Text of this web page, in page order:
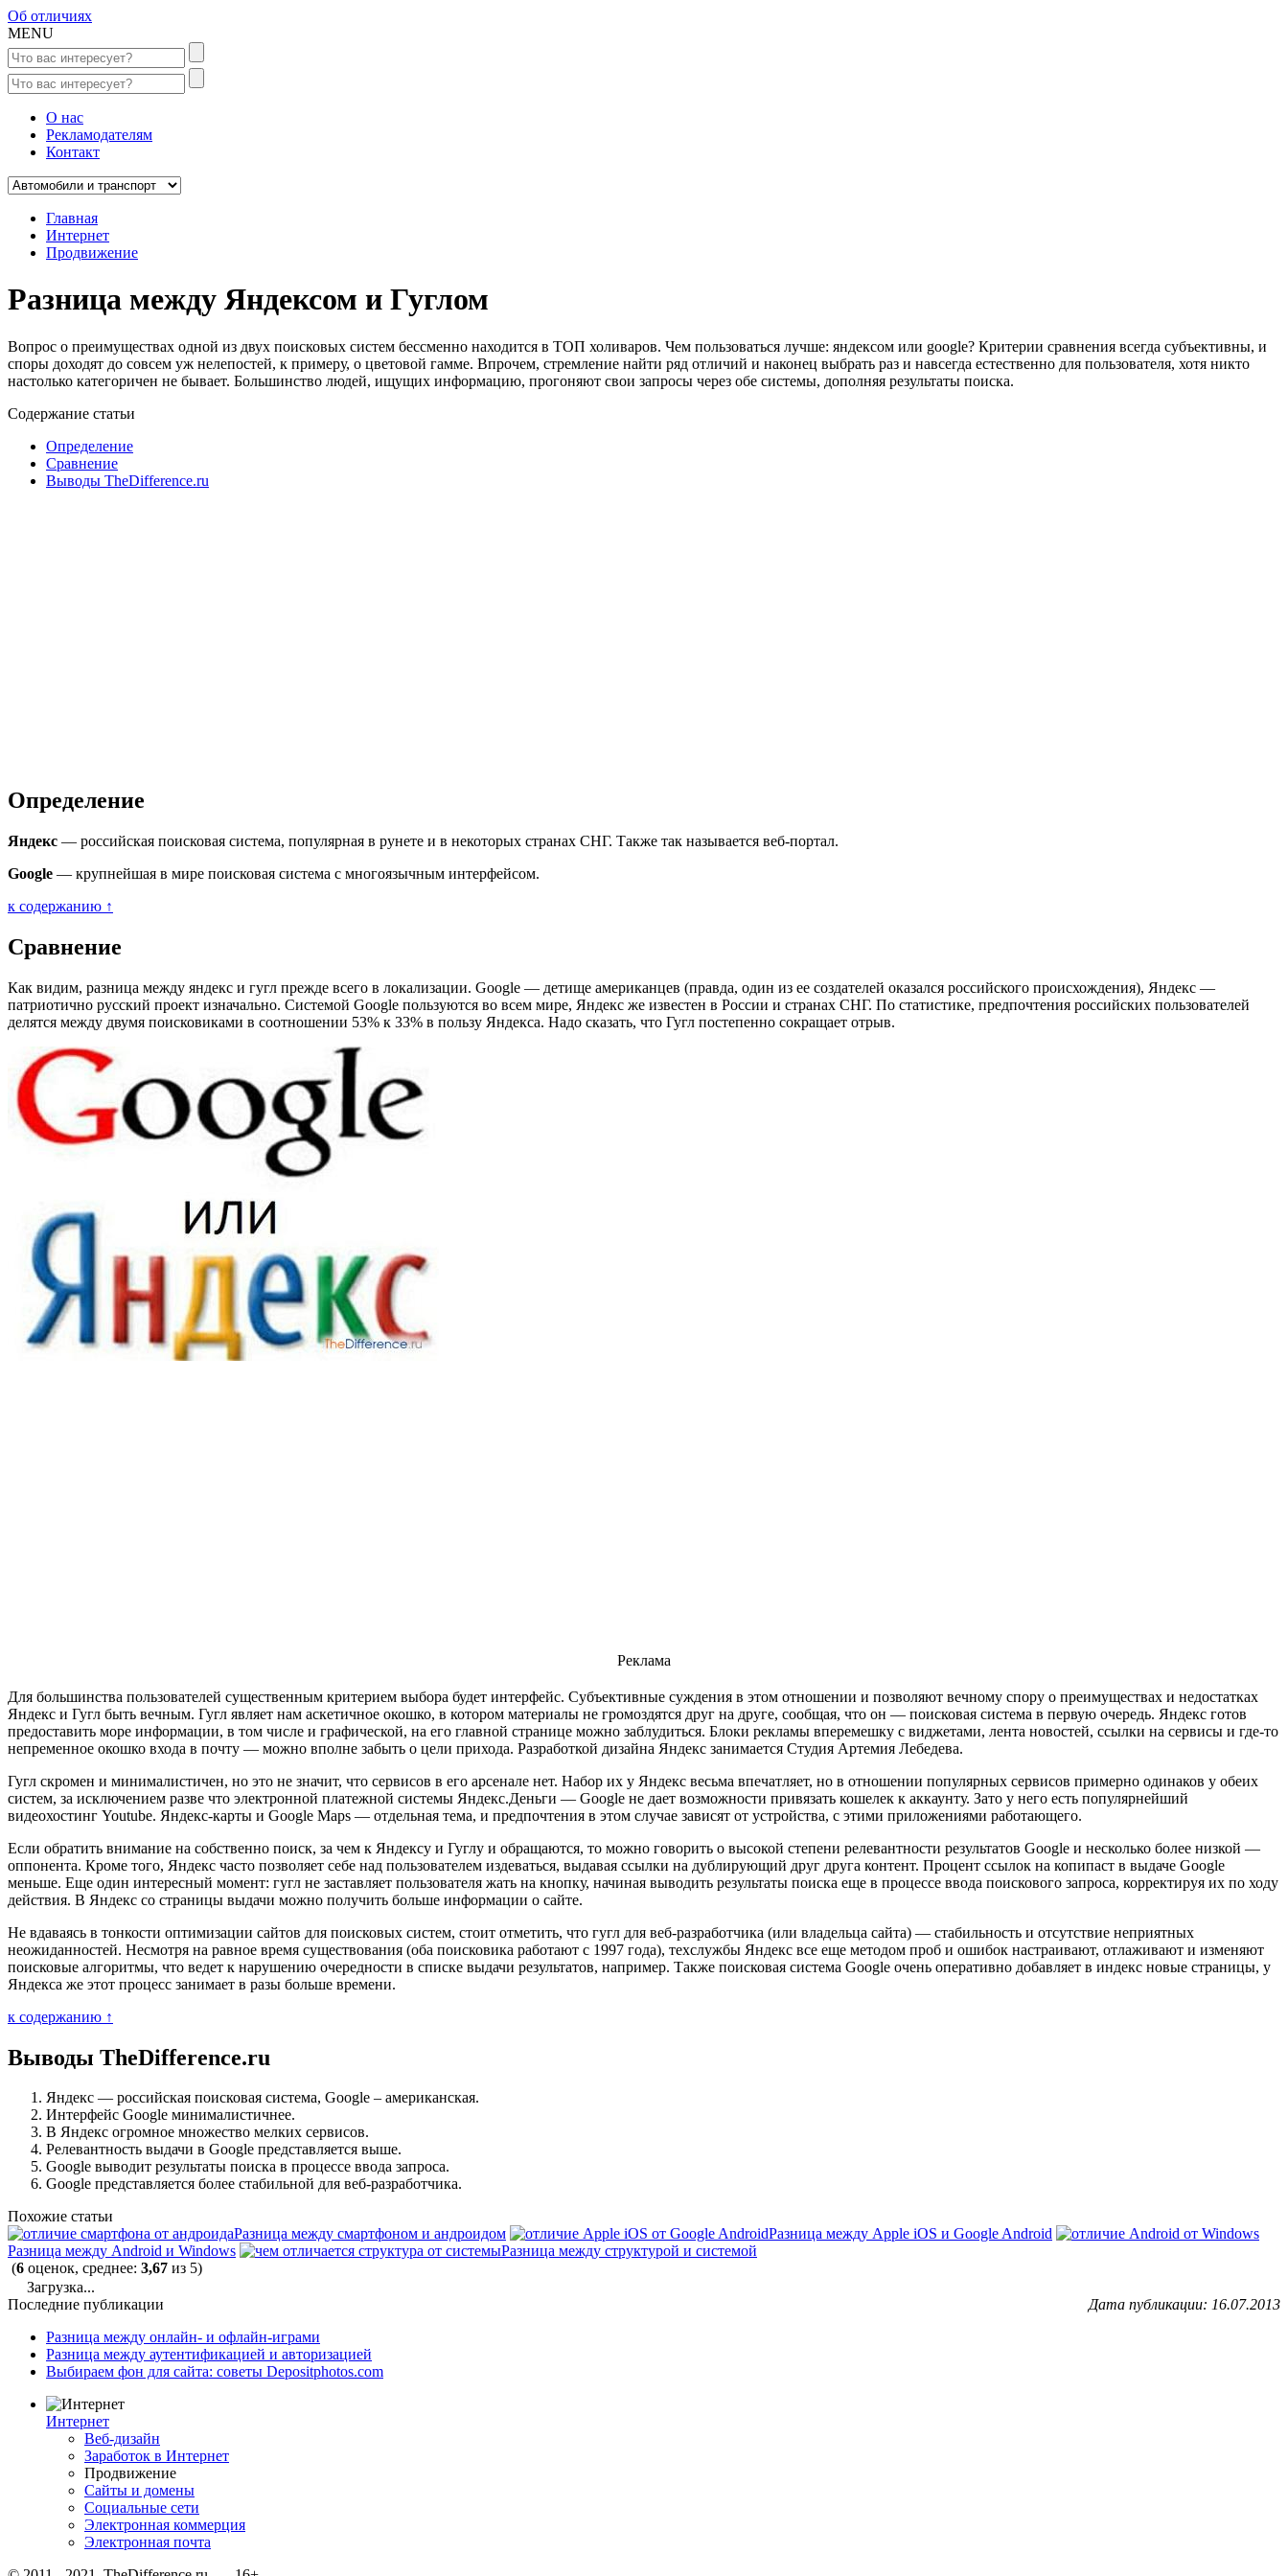
Об отличиях
MENU
О нас
Рекламодателям
Контакт
Главная
Интернет
Продвижение
Разница между Яндексом и Гуглом
Вопрос о преимуществах одной из двух поисковых систем бессменно находится в ТОП холиваров. Чем пользоваться лучше: яндексом или google? Критерии сравнения всегда субъективны, и
споры доходят до совсем уж нелепостей, к примеру, о цветовой гамме. Впрочем, стремление найти ряд отличий и наконец выбрать раз и навсегда естественно для пользователя, хотя никто
настолько категоричен не бывает. Большинство людей, ищущих информацию, прогоняют свои запросы через обе системы, дополняя результаты поиска.
Содержание статьи
Определение
Сравнение
Выводы TheDifference.ru
Определение
Яндекс — российская поисковая система, популярная в рунете и в некоторых странах СНГ. Также так называется веб-портал.
Google — крупнейшая в мире поисковая система с многоязычным интерфейсом.
к содержанию ↑
Сравнение
Как видим, разница между яндекс и гугл прежде всего в локализации. Google — детище американцев (правда, один из ее создателей оказался российского происхождения), Яндекс —
патриотично русский проект изначально. Системой Google пользуются во всем мире, Яндекс же известен в России и странах СНГ. По статистике, предпочтения российских пользователей
делятся между двумя поисковиками в соотношении 53% к 33% в пользу Яндекса. Надо сказать, что Гугл постепенно сокращает отрыв.
Реклама
Для большинства пользователей существенным критерием выбора будет интерфейс. Субъективные суждения в этом отношении и позволяют вечному спору о преимуществах и недостатках
Яндекс и Гугл быть вечным. Гугл являет нам аскетичное окошко, в котором материалы не громоздятся друг на друге, сообщая, что он — поисковая система в первую очередь. Яндекс готов
предоставить море информации, в том числе и графической, на его главной странице можно заблудиться. Блоки рекламы вперемешку с виджетами, лента новостей, ссылки на сервисы и где-то
непременное окошко входа в почту — можно вполне забыть о цели прихода. Разработкой дизайна Яндекс занимается Студия Артемия Лебедева.
Гугл скромен и минималистичен, но это не значит, что сервисов в его арсенале нет. Набор их у Яндекс весьма впечатляет, но в отношении популярных сервисов примерно одинаков у обеих
систем, за исключением разве что электронной платежной системы Яндекс.Деньги — Google не дает возможности привязать кошелек к аккаунту. Зато у него есть популярнейший
видеохостинг Youtube. Яндекс-карты и Google Maps — отдельная тема, и предпочтения в этом случае зависят от устройства, с этими приложениями работающего.
Если обратить внимание на собственно поиск, за чем к Яндексу и Гуглу и обращаются, то можно говорить о высокой степени релевантности результатов Google и несколько более низкой —
оппонента. Кроме того, Яндекс часто позволяет себе над пользователем издеваться, выдавая ссылки на дублирующий друг друга контент. Процент ссылок на копипаст в выдаче Google
меньше. Еще один интересный момент: гугл не заставляет пользователя жать на кнопку, начиная выводить результаты поиска еще в процессе ввода поискового запроса, корректируя их по ходу
действия. В Яндекс со страницы выдачи можно получить больше информации о сайте.
Не вдаваясь в тонкости оптимизации сайтов для поисковых систем, стоит отметить, что гугл для веб-разработчика (или владельца сайта) — стабильность и отсутствие неприятных
неожиданностей. Несмотря на равное время существования (оба поисковика работают с 1997 года), техслужбы Яндекс все еще методом проб и ошибок настраивают, отлаживают и изменяют
поисковые алгоритмы, что ведет к нарушению очередности в списке выдачи результатов, например. Также поисковая система Google очень оперативно добавляет в индекс новые страницы, у
Яндекса же этот процесс занимает в разы больше времени.
к содержанию ↑
Выводы TheDifference.ru
Яндекс — российская поисковая система, Google – американская.
Интерфейс Google минималистичнее.
В Яндекс огромное множество мелких сервисов.
Релевантность выдачи в Google представляется выше.
Google выводит результаты поиска в процессе ввода запроса.
Google представляется более стабильной для веб-разработчика.
Похожие статьи
Разница между смартфоном и андроидом
Разница между Apple iOS и Google Android
Разница между Android и Windows
Разница между структурой и системой
(6 оценок, среднее: 3,67 из 5)
Загрузка...
Дата публикации: 16.07.2013
Последние публикации
Разница между онлайн- и офлайн-играми
Разница между аутентификацией и авторизацией
Выбираем фон для сайта: советы Depositphotos.com
Интернет
Веб-дизайн
Заработок в Интернет
Продвижение
Сайты и домены
Социальные сети
Электронная коммерция
Электронная почта